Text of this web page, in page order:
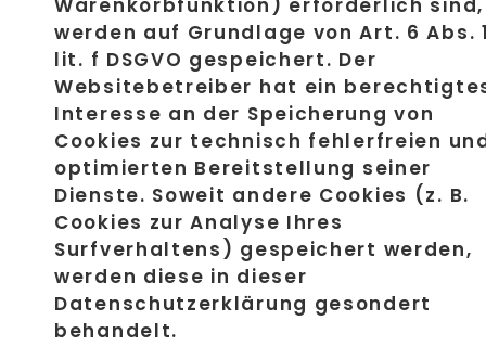
Warenkorbfunktion) erforderlich sind,
werden auf Grundlage von Art. 6 Abs.
lit. f DSGVO gespeichert. Der
Websitebetreiber hat ein
Interesse an der Speicherung von
Cookies zur technisch fehlerfreien
optimierten Bereitstellung seiner
Dienste. Soweit andere Cookies (z. B.
Cookies zur Analyse Ihres
Surfverhaltens) gespeichert werden,
werden diese in dieser
Datenschutzerklärung gesondert
behandelt.